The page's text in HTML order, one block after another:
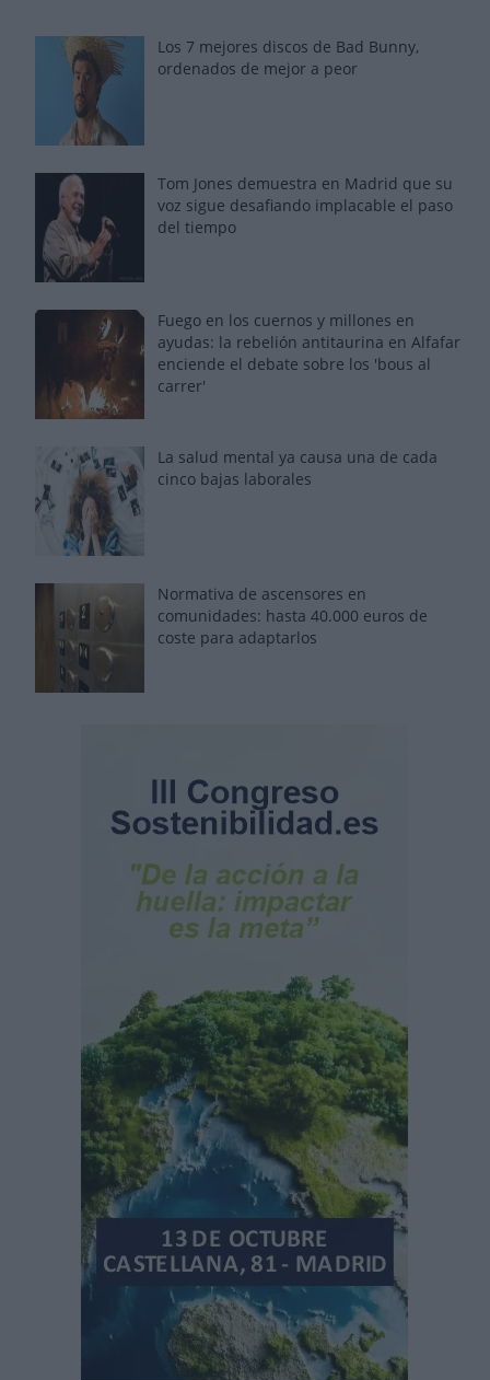
Los 7 mejores discos de Bad Bunny,
ordenados de mejor a peor
Tom Jones demuestra en Madrid que su
voz sigue desafiando implacable el paso
del tiempo
Fuego en los cuernos y millones en
ayudas: la rebelión antitaurina en Alfafar
enciende el debate sobre los 'bous al
carrer'
La salud mental ya causa una de cada
cinco bajas laborales
Normativa de ascensores en
comunidades: hasta 40.000 euros de
coste para adaptarlos